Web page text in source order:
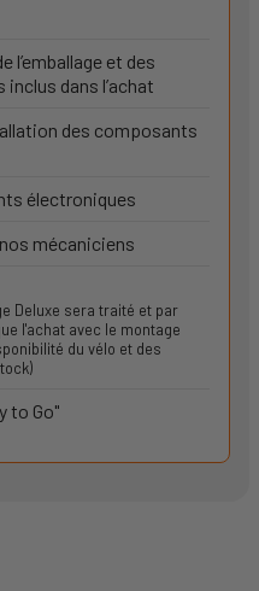
l’emballage et des
dans l’achat
des composants
électroniques
mécaniciens
Deluxe sera traité et par
l'achat avec le montage
du vélo et des
to Go"